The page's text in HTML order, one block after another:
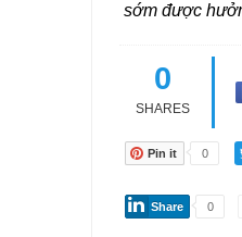
sớm được
0
SHARES
Pin it 0
Share 0